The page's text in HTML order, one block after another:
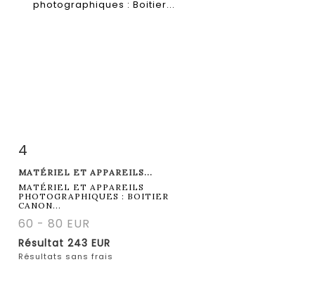
Fiche détaillée
4
MATÉRIEL ET APPAREILS...
MATÉRIEL ET APPAREILS
PHOTOGRAPHIQUES : BOITIER
CANON...
60 - 80 EUR
Résultat 243 EUR
Résultats sans frais